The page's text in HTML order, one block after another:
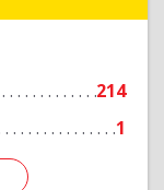
214
1